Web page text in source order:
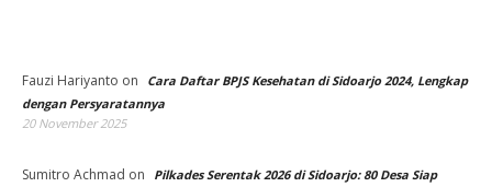
Fauzi Hariyanto on
Cara Daftar BPJS Kesehatan di Sidoarjo 2024, Lengkap
dengan Persyaratannya
20 November 2025
Sumitro Achmad on
Pilkades Serentak 2026 di Sidoarjo: 80 Desa Siap